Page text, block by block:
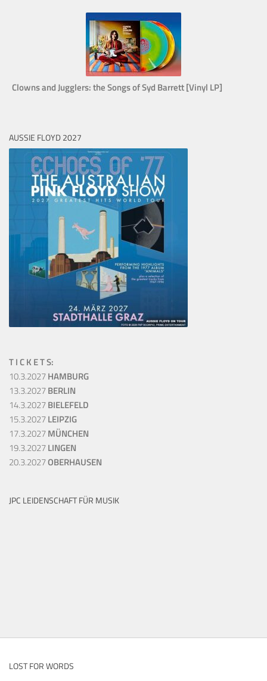
Clowns and Jugglers: the Songs of Syd Barrett [Vinyl LP]
AUSSIE FLOYD 2027
T I C K E T S:
10.3.2027HAMBURG
13.3.2027BERLIN
14.3.2027BIELEFELD
15.3.2027LEIPZIG
17.3.2027MÜNCHEN
19.3.2027LINGEN
20.3.2027OBERHAUSEN
JPC LEIDENSCHAFT FÜR MUSIK
LOST FOR WORDS